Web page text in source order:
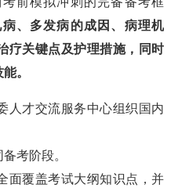
、多发病的成因、病理机
疗关键点及护理措施，同时
。
人才交流服务中心组织国内
考阶段。
面覆盖考试大纲知识点，并